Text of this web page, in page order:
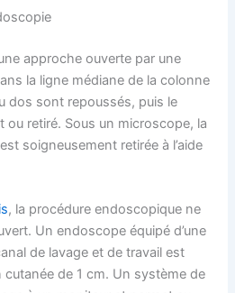
approche ouverte par une
la ligne médiane de la colonne
dos sont repoussés, puis le
ou retiré. Sous un microscope, la
soigneusement retirée à l’aide
, la procédure endoscopique ne
Un endoscope équipé d’une
de lavage et de travail est
de 1 cm. Un système de